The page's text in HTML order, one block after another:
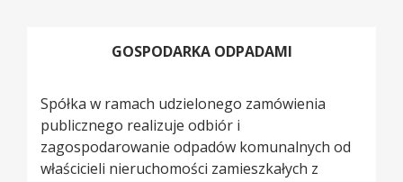
GOSPODARKA ODPADAMI
Spółka w ramach udzielonego zamówienia
publicznego realizuje odbiór i
zagospodarowanie odpadów komunalnych od
właścicieli nieruchomości zamieszkałych z